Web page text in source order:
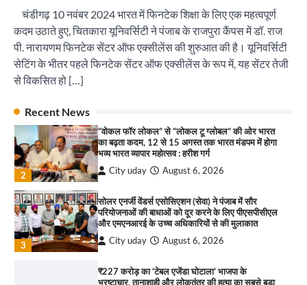
चंडीगढ़ 10 नवंबर 2024 भारत में फिनटेक शिक्षा के लिए एक महत्वपूर्ण
कदम उठाते हुए, चितकारा यूनिवर्सिटी ने पंजाब के राजपुरा कैंपस में डॉ. राज
पी. नारायणम फिनटेक सेंटर ऑफ एक्सीलेंस की शुरुआत की है। यूनिवर्सिटी
सेटिंग के भीतर पहले फिनटेक सेंटर ऑफ एक्सीलेंस के रूप में, यह सेंटर तेजी
से विकसित हो […]
Recent News
4
सबूत : एच.एस. लक्की
City uday August 6, 2026
इंडियन नेशनल थियेटर द्वारा 9 अगस्त को होगा ‘वर्षा ऋतु
2
“वोकल फॉर लोकल” से “लोकल टू ग्लोबल” की ओर भारत
का बढ़ता कदम, 12 से 15 अगस्त तक भारत मंडपम में होगा
भव्य भारत व्यापार महोत्सव : हरीश गर्ग
City uday August 6, 2026
3
सोलर एनर्जी वेंडर्स एसोसिएशन (सेवा) ने पंजाब में सौर
परियोजनाओं की बाधाओं को दूर करने के लिए पीएसपीसीएल
और एमएनआरई के उच्च अधिकारियों से की मुलाकात
City uday August 6, 2026
₹227 करोड़ का ‘टेबल एजेंडा घोटाला’ भाजपा के
भ्रष्टाचार, तानाशाही और लोकतंत्र की हत्या का सबसे बड़ा
2
पारस हेल्थ पंचकूला ने ‘तिरंगा यात्रा 2025’ का हरियाणा से
आयाम
City uday August 13, 2025
3
सरकारी आदर्श उच्च विद्यालय, सैक्टर 34-सी, चण्डीगढ़ में
कार्यक्रम आयोजित
City uday August 6, 2025